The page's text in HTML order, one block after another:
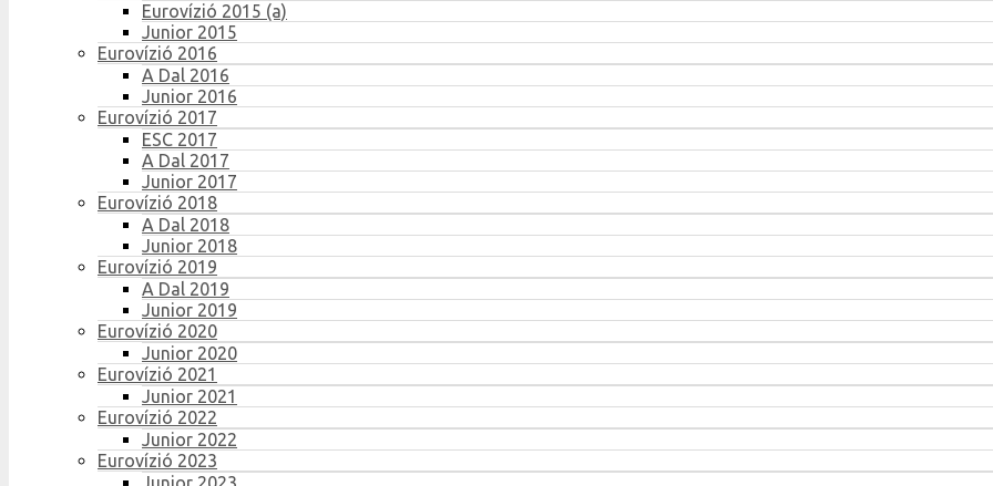
Eurovízió 2015 (a)
Junior 2015
Eurovízió 2016
A Dal 2016
Junior 2016
Eurovízió 2017
ESC 2017
A Dal 2017
Junior 2017
Eurovízió 2018
A Dal 2018
Junior 2018
Eurovízió 2019
A Dal 2019
Junior 2019
Eurovízió 2020
Junior 2020
Eurovízió 2021
Junior 2021
Eurovízió 2022
Junior 2022
Eurovízió 2023